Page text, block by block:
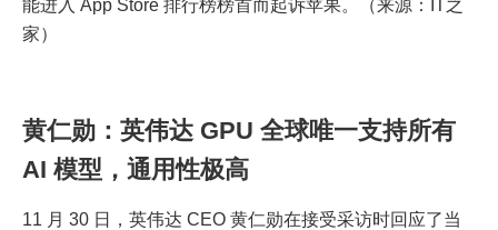
能进入 App Store 排行榜榜首而起诉苹果。（来源：IT之
家）
黄仁勋：英伟达 GPU 全球唯一支持所有
AI 模型，通用性极高
11 月 30 日，英伟达 CEO 黄仁勋在接受采访时回应了当